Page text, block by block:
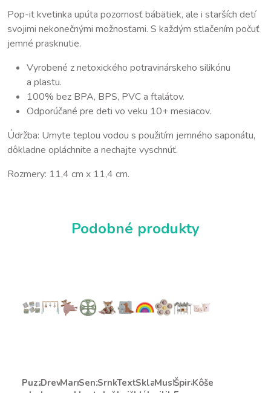
Pop-it kvetinka upúta pozornosť bábätiek, ale i starších detí
svojimi nekonečnými možnosťami. S každým stlačením počuť
jemné prasknutie.
Vyrobené z netoxického potravinárskeho silikónu
a plastu.
100% bez BPA, BPS, PVC a ftalátov.
Odporúčané pre deti vo veku 10+ mesiacov.
Údržba: Umyte teplou vodou s použitím jemného saponátu,
dôkladne opláchnite a nechajte vyschnúť.
Rozmery: 11,4 cm x 11,4 cm.
Podobné produkty
PuzzleDrevenáMarnáčikSenzorická
SrnkaTextilnáSkladačka
MushieŠpirála
Kôše